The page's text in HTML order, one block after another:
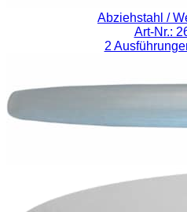
Abziehstahl /
Art-Nr.:
2